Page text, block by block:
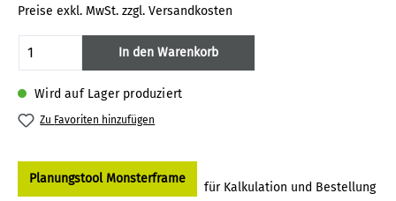
Preise exkl. MwSt. zzgl. Versandkosten
Wird auf Lager produziert
Produkt Anzahl: Gib den gewünschten
In den Warenkorb
Zu Favoriten hinzufügen
Planungstool Monsterframe
für Kalkulation und Bestellung